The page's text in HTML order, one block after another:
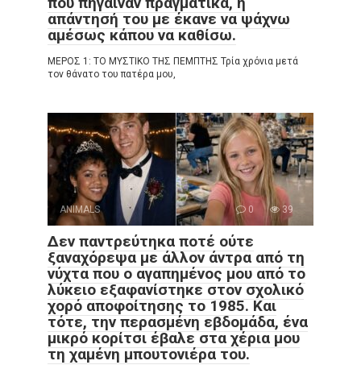
απάντησή του με έκανε να ψάχνω
αμέσως κάπου να καθίσω.
ΜΕΡΟΣ 1: ΤΟ ΜΥΣΤΙΚΟ ΤΗΣ ΠΕΜΠΤΗΣ Τρία χρόνια μετά
τον θάνατο του πατέρα μου,
ANIMALS 0 39
Δεν παντρεύτηκα ποτέ ούτε
ξαναχόρεψα με άλλον άντρα από τη
νύχτα που ο αγαπημένος μου από το
λύκειο εξαφανίστηκε στον σχολικό
χορό αποφοίτησης το 1985. Και
τότε, την περασμένη εβδομάδα, ένα
μικρό κορίτσι έβαλε στα χέρια μου
τη χαμένη μπουτονιέρα του.